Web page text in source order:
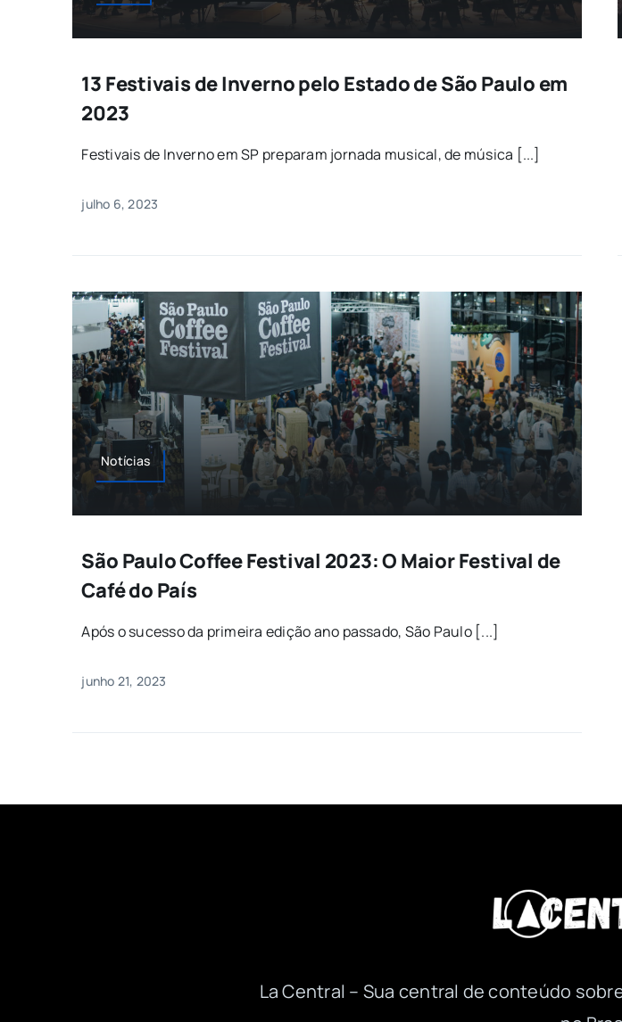
13 Festivais de Inverno pelo Estado de São Paulo em
2023
Festivais de Inverno em SP preparam jornada musical, de música [...]
julho 6, 2023
Notícias
São Paulo Coffee Festival 2023: O Maior Festival de
Café do País
Após o sucesso da primeira edição ano passado, São Paulo [...]
junho 21, 2023
La Central – Sua central de conteúdo